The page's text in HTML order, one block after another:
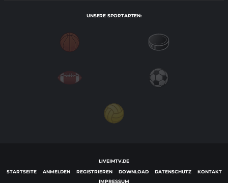
UNSERE SPORTARTEN:
LIVEIMTV.DE
STARTSEITE
ANMELDEN REGISTRIEREN DOWNLOAD DATENSCHUTZ
KONTAKT
IMPRESSUM